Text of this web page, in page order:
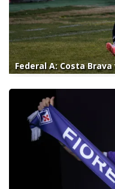
Federal A: Costa